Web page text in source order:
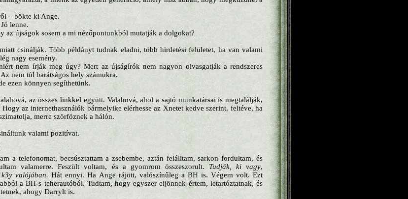
– bökte ki Ange.
lenne.
az újságok sosem a mi nézőpontunkból mutatják a dolgokat?
csinálják. Több példányt tudnak eladni, több hirdetési felületet, ha van valami
nagy esemény.
nem írják meg úgy? Mert az újságírók nem nagyon olvasgatják a rendszeres
nem túl barátságos hely számukra.
ezen könnyen segíthetünk.
az összes linkkel együtt. Valahová, ahol a sajtó munkatársai is megtalálják,
az internethasználók bármelyike elérhesse az Xnetet kedve szerint, feltéve, ha
merre szörföznek a hálón.
valami pozitívat.
a telefonomat, becsúsztattam a zsebembe, aztán felálltam, sarkon fordultam, és
valamerre. Feszült voltam, és a gyomrom összeszorult. Tudják, ki vagy,
valójában. Hát ennyi. Ha Ange rájött, valószínűleg a BH is. Végem volt. Ezt
a BH-s teherautóból. Tudtam, hogy egyszer eljönnek értem, letartóztatnak, és
ahogy Darrylt is.